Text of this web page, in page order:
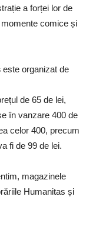
a forței lor de
comice și
este organizat de
de 65 de lei,
în vanzare 400 de
celor 400, precum
fi de 99 de lei.
magazinele
Humanitas și